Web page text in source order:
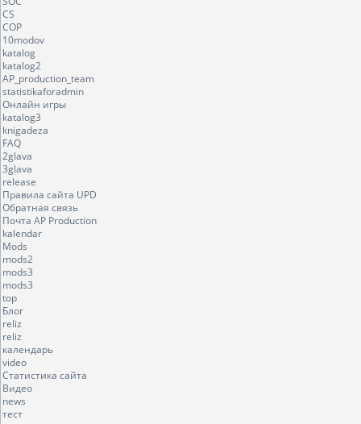
CS
COP
10modov
katalog
katalog2
AP_production_team
statistikaforadmin
Онлайн игры
katalog3
knigadeza
FAQ
2glava
3glava
release
Правила сайта UPD
Обратная связь
Почта AP Production
kalendar
Mods
mods2
mods3
mods3
top
Блог
reliz
reliz
календарь
video
Статистика сайта
Видео
news
тест